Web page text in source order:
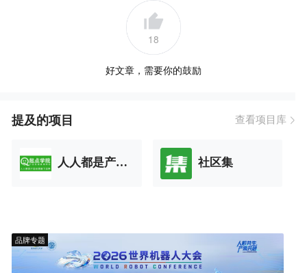
18
好文章，需要你的鼓励
提及的项目 查看项目库
人人都是产品经理 社区集
品牌专题